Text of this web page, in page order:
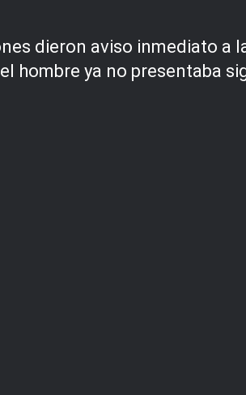
dieron aviso inmediato a
hombre ya no presentaba